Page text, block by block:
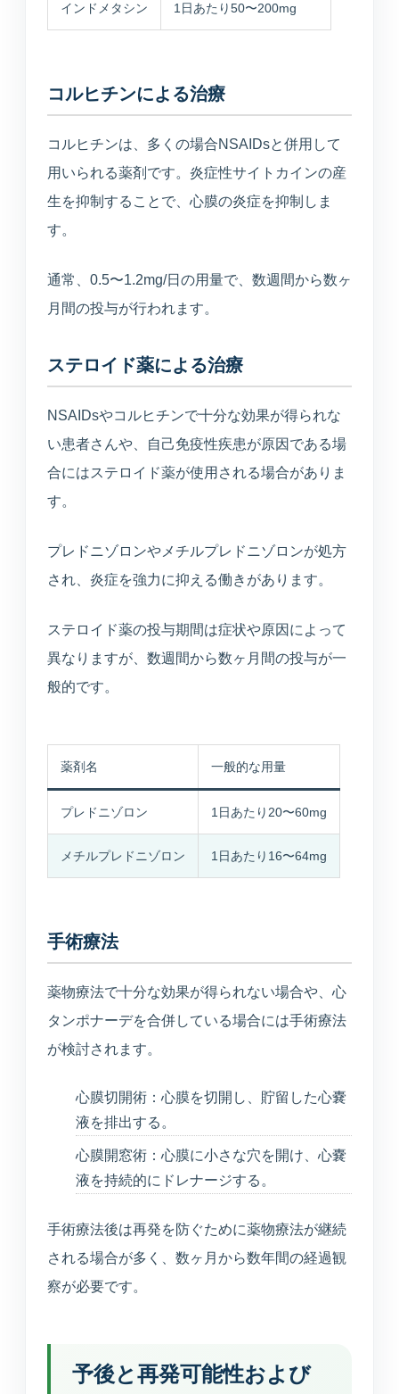
インドメタシン 1日あたり50〜200mg
コルヒチンによる治療
コルヒチンは、多くの場合NSAIDsと併用して
用いられる薬剤です。炎症性サイトカインの産
生を抑制することで、心膜の炎症を抑制しま
す。
通常、0.5〜1.2mg/日の用量で、数週間から数ヶ
月間の投与が行われます。
ステロイド薬による治療
NSAIDsやコルヒチンで十分な効果が得られな
い患者さんや、自己免疫性疾患が原因である場
合にはステロイド薬が使用される場合がありま
す。
プレドニゾロンやメチルプレドニゾロンが処方
され、炎症を強力に抑える働きがあります。
ステロイド薬の投与期間は症状や原因によって
異なりますが、数週間から数ヶ月間の投与が一
般的です。
薬剤名 一般的な用量
プレドニゾロン 1日あたり20〜60mg
メチルプレドニゾロン 1日あたり16〜64mg
手術療法
薬物療法で十分な効果が得られない場合や、心
タンポナーデを合併している場合には手術療法
が検討されます。
心膜切開術：心膜を切開し、貯留した心嚢
液を排出する。
心膜開窓術：心膜に小さな穴を開け、心嚢
液を持続的にドレナージする。
手術療法後は再発を防ぐために薬物療法が継続
される場合が多く、数ヶ月から数年間の経過観
察が必要です。
予後と再発可能性および